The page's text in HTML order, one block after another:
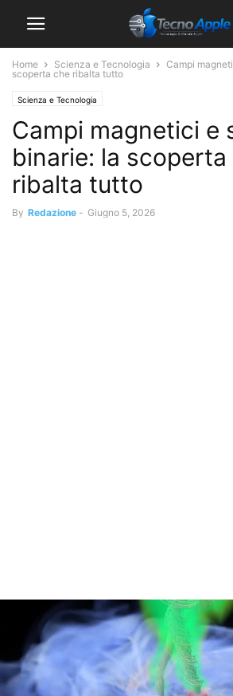
Home Scienza e Tecnologia
Campi
scoperta che ribalta tutto
Scienza e Tecnologia
Campi magnetici e
binarie: la scoperta
ribalta tutto
By Redazione - Giugno 5, 2026